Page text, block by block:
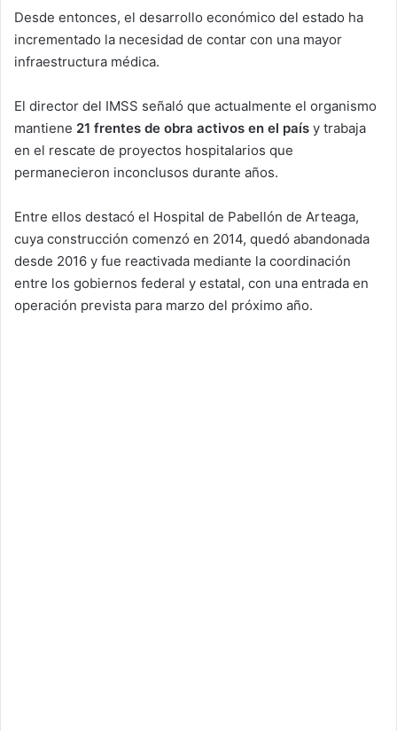
Desde entonces, el desarrollo económico del estado ha
incrementado la necesidad de contar con una mayor
infraestructura médica.
El director del IMSS señaló que actualmente el organismo
mantiene 21 frentes de obra activos en el país y trabaja
en el rescate de proyectos hospitalarios que
permanecieron inconclusos durante años.
Entre ellos destacó el Hospital de Pabellón de Arteaga,
cuya construcción comenzó en 2014, quedó abandonada
desde 2016 y fue reactivada mediante la coordinación
entre los gobiernos federal y estatal, con una entrada en
operación prevista para marzo del próximo año.